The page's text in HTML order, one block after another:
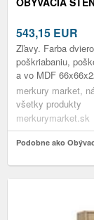
543,15 EUR
Zľavy. Farba
poškriabaniu,
a vo MDF
merkury market,
všetky produkty
merkurymarket.sk
Podobne ako